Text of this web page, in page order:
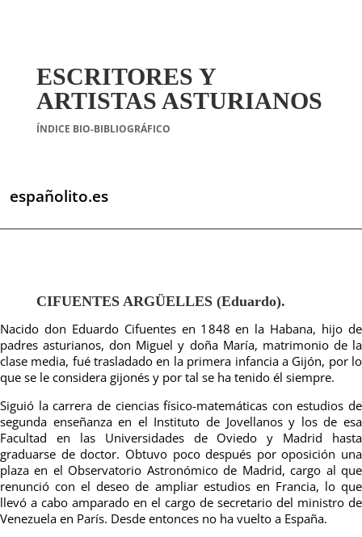
ESCRITORES Y
ARTISTAS ASTURIANOS
ÍNDICE BIO-BIBLIOGRÁFICO
españolito.es
CIFUENTES ARGÜELLES (Eduardo).
Nacido don Eduardo Cifuentes en 1848 en la Habana, hijo de
padres asturianos, don Miguel y doña María, matrimonio de la
clase media, fué trasladado en la primera infancia a Gijón, por lo
que se le considera gijonés y por tal se ha tenido él siempre.
Siguió la carrera de ciencias físico-matemáticas con estudios de
segunda enseñanza en el Instituto de Jovellanos y los de esa
Facultad en las Universidades de Oviedo y Madrid hasta
graduarse de doctor. Obtuvo poco después por oposición una
plaza en el Observatorio Astronómico de Madrid, cargo al que
renunció con el deseo de ampliar estudios en Francia, lo que
llevó a cabo amparado en el cargo de secretario del ministro de
Venezuela en París. Desde entonces no ha vuelto a España.